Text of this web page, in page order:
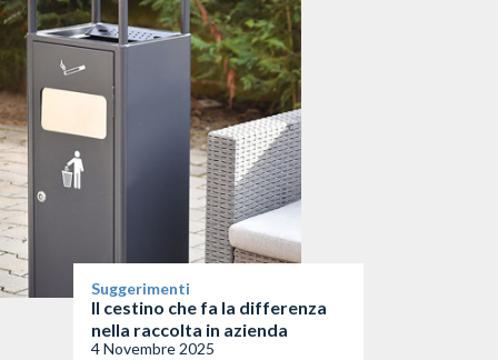
Suggerimenti
Il cestino che fa la differenza
nella raccolta in azienda
4 Novembre 2025